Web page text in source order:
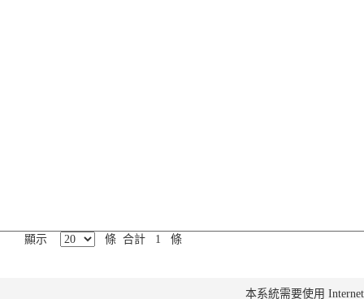
顯示 條 合計 1 條
本系統需要使用